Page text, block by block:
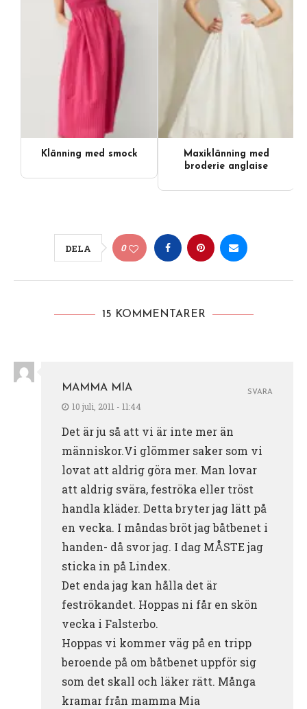
Klänning med smock
Maxiklänning med
broderie anglaise
DELA 0
15 KOMMENTARER
MAMMA MIA
10 juli, 2011 - 11:44
Det är ju så att vi är inte mer än
människor.Vi glömmer saker som vi
lovat att aldrig göra mer. Man lovar
att aldrig svära, feströka eller tröst
handla kläder. Detta bryter jag lätt på
en vecka. I måndas bröt jag båtbenet i
handen- då svor jag. I dag MÅSTE jag
sticka in på Lindex.
Det enda jag kan hålla det är
feströkandet. Hoppas ni får en skön
vecka i Falsterbo.
Hoppas vi kommer väg på en tripp
beroende på om båtbenet uppför sig
som det skall och läker rätt. Många
kramar från mamma Mia
SVARA